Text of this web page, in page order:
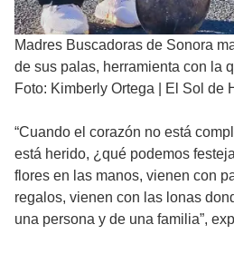
Madres Buscadoras de Sonora
de sus palas, herramienta con la
Foto: Kimberly Ortega | El Sol de
“Cuando el corazón no está
está herido, ¿qué podemos
flores en las manos, vienen con
regalos, vienen con las lonas
una persona y de una familia”,